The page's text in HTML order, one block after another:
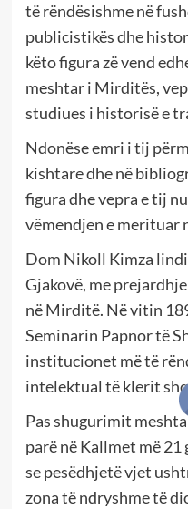
të rëndësishme në
publicistikës dhe
këto figura zë vend
meshtar i Mirditës,
studiues i historisë e
Ndonëse emri i tij
kishtare dhe në
figura dhe vepra e tij
vëmendjen e merituar
Dom Nikoll Kimza
Gjakovë, me
në Mirditë. Në vitin
Seminarin Papnor të
institucionet më të
intelektual të klerit
Pas shugurimit
parë në Kallmet më 21
se pesëdhjetë vjet
zona të ndryshme të